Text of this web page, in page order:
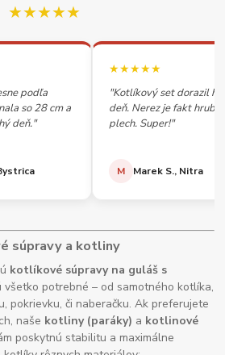
★★★★★
podľa
so 28 cm a
deň."
★★★★★
"Kotlíkový set dorazil
deň. Nerez je fakt
plech. Super!"
M Marek S., Nitra
súpravy a kotliny
kotlíkové súpravy na guláš s
všetko potrebné – od samotného kotlíka,
pokrievku, či naberačku. Ak preferujete
naše kotliny (paráky) a kotlinové
poskytnú stabilitu a maximálne